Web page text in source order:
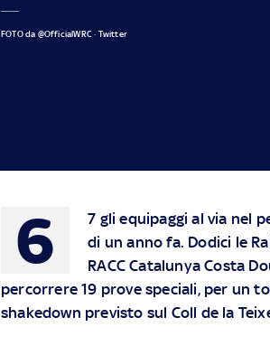
FOTO da @OfficialWRC · Twitter
6
7 gli equipaggi al via nel
di un anno fa. Dodici le
RACC Catalunya Costa
percorrere 19 prove speciali, per un
shakedown previsto sul Coll de la